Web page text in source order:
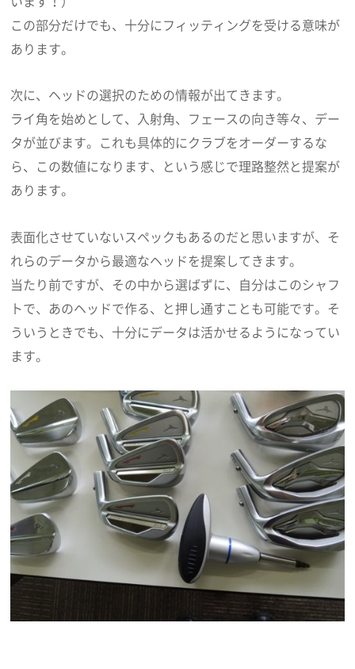
この部分だけでも、十分にフィッティングを受ける意味が
あります。
次に、ヘッドの選択のための情報が出てきます。
ライ角を始めとして、入射角、フェースの向き等々、デー
タが並びます。これも具体的にクラブをオーダーするな
ら、この数値になります、という感じで理路整然と提案が
あります。
表面化させていないスペックもあるのだと思いますが、そ
れらのデータから最適なヘッドを提案してきます。
当たり前ですが、その中から選ばずに、自分はこのシャフ
トで、あのヘッドで作る、と押し通すことも可能です。そ
ういうときでも、十分にデータは活かせるようになってい
ます。